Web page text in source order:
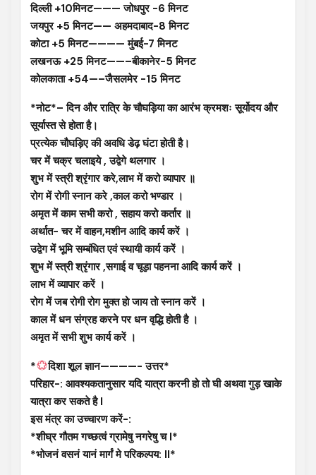
दिल्ली +10मिनट——— जोधपुर -6 मिनट
जयपुर +5 मिनट—— अहमदाबाद-8 मिनट
कोटा +5 मिनट———— मुंबई-7 मिनट
लखनऊ +25 मिनट——–बीकानेर-5 मिनट
कोलकाता +54—–जैसलमेर -15 मिनट
*नोट*– दिन और रात्रि के चौघड़िया का आरंभ क्रमशः सूर्योदय और
सूर्यास्त से होता है।
प्रत्येक चौघड़िए की अवधि डेढ़ घंटा होती है।
चर में चक्र चलाइये , उद्वेगे थलगार ।
शुभ में स्त्री श्रृंगार करे,लाभ में करो व्यापार ॥
रोग में रोगी स्नान करे ,काल करो भण्डार ।
अमृत में काम सभी करो , सहाय करो कर्तार ॥
अर्थात- चर में वाहन,मशीन आदि कार्य करें ।
उद्वेग में भूमि सम्बंधित एवं स्थायी कार्य करें ।
शुभ में स्त्री श्रृंगार ,सगाई व चूड़ा पहनना आदि कार्य करें ।
लाभ में व्यापार करें ।
रोग में जब रोगी रोग मुक्त हो जाय तो स्नान करें ।
काल में धन संग्रह करने पर धन वृद्धि होती है ।
अमृत में सभी शुभ कार्य करें ।
*
दिशा शूल ज्ञान————- उत्तर*
परिहार-: आवश्यकतानुसार यदि यात्रा करनी हो तो घी अथवा गुड़ खाके
यात्रा कर सकते है l
इस मंत्र का उच्चारण करें-:
*शीघ्र गौतम गच्छत्वं ग्रामेषु नगरेषु च l*
*भोजनं वसनं यानं मार्गं मे परिकल्पय: ll*